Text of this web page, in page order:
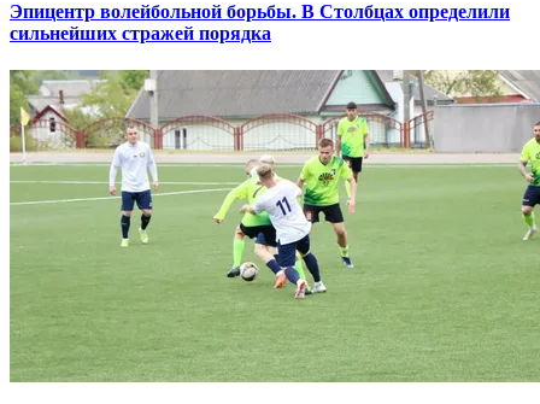
Эпицентр волейбольной борьбы. В Столбцах определили
сильнейших стражей порядка